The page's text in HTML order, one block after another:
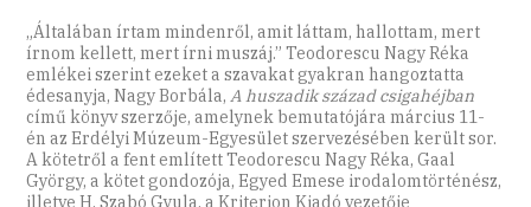
„Általában írtam mindenről, amit láttam, hallottam, mert
írnom kellett, mert írni muszáj.” Teodorescu Nagy Réka
emlékei szerint ezeket a szavakat gyakran hangoztatta
édesanyja, Nagy Borbála,A huszadik század csigahéjban
című könyv szerzője, amelynek bemutatójára március 11-
én az Erdélyi Múzeum-Egyesület szervezésében került sor.
A kötetről a fent említett Teodorescu Nagy Réka, Gaal
György, a kötet gondozója, Egyed Emese irodalomtörténész,
illetve H. Szabó Gyula, a Kriterion Kiadó vezetője